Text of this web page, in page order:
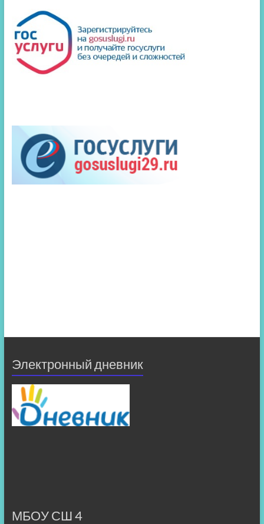
Электронный дневник
МБОУ СШ 4